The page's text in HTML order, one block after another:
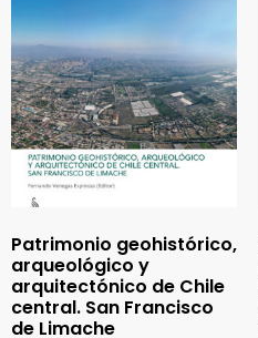
Patrimonio geohistórico,
arqueológico y
arquitectónico de Chile
central. San Francisco
de Limache